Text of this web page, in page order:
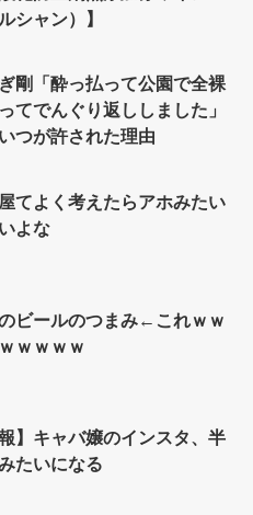
シャン）】
剛「酔っ払って公園で全裸
てでんぐり返ししました」
つが許された理由
てよく考えたらアホみたい
よな
ビールのつまみ←これｗｗ
ｗｗｗｗ
報】キャバ嬢のインスタ、半
たいになる